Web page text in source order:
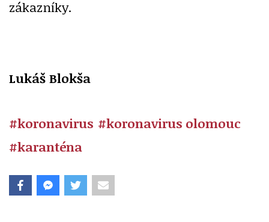
zákazníky.
Lukáš Blokša
#koronavirus #koronavirus olomouc
#karanténa